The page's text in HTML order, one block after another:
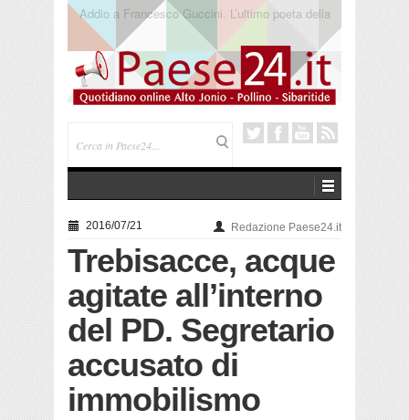
Saracena. Presentato “America”, il romanzo di Luigi
Pandolfi che racconta l’emigrazione
2016/07/21 Redazione Paese24.it
Trebisacce, acque
agitate all’interno
del PD. Segretario
accusato di
immobilismo